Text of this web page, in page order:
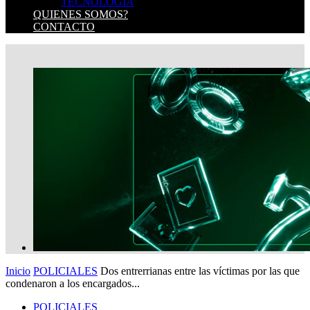
QUIENES SOMOS?
CONTACTO
Inicio POLICIALES Dos entrerrianas entre las víctimas por las que
condenaron a los encargados...
POLICIALES